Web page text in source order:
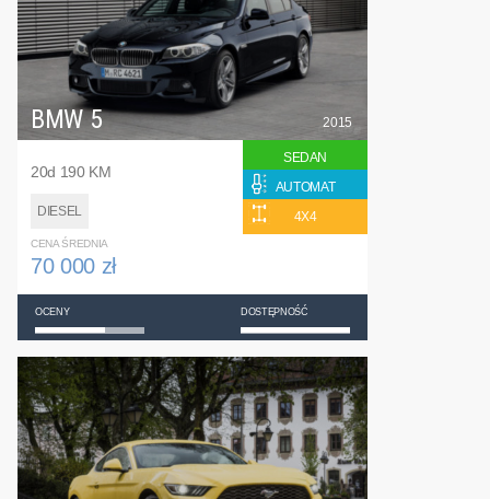
BMW 5
20d 190 KM
DIESEL
2015
SEDAN
AUTOMAT
4X4
CENA ŚREDNIA
70 000 zł
OCENY DOSTĘPNOŚĆ